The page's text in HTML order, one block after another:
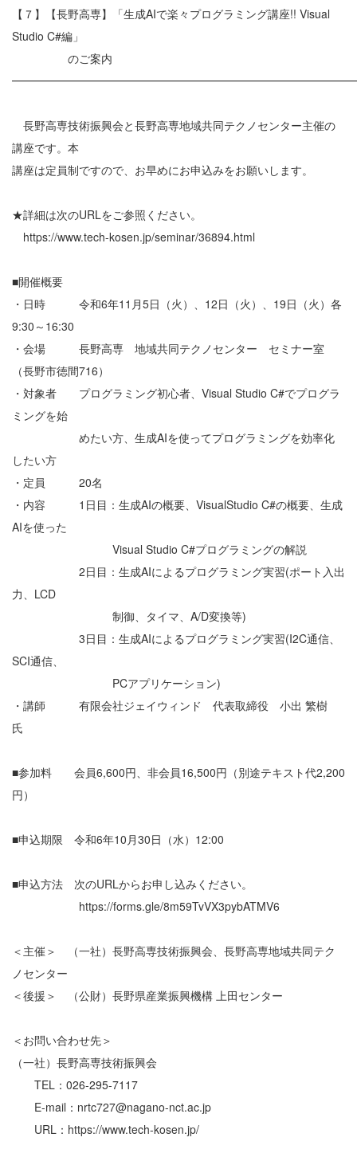
【７】【長野高専】「生成AIで楽々プログラミング講座!! Visual
Studio C#編」
のご案内
長野高専技術振興会と長野高専地域共同テクノセンター主催の
講座です。本
講座は定員制ですので、お早めにお申込みをお願いします。
★詳細は次のURLをご参照ください。
https://www.tech-kosen.jp/seminar/36894.html
■開催概要
・日時 令和6年11月5日（火）、12日（火）、19日（火）各
9:30～16:30
・会場 長野高専 地域共同テクノセンター セミナー室
（長野市徳間716）
・対象者 プログラミング初心者、Visual Studio C#でプログラ
ミングを始
めたい方、生成AIを使ってプログラミングを効率化
したい方
・定員 20名
・内容 1日目：生成AIの概要、VisualStudio C#の概要、生成
AIを使った
Visual Studio C#プログラミングの解説
2日目：生成AIによるプログラミング実習(ポート入出
力、LCD
制御、タイマ、A/D変換等)
3日目：生成AIによるプログラミング実習(I2C通信、
SCI通信、
PCアプリケーション)
・講師 有限会社ジェイウィンド 代表取締役 小出 繁樹
氏
■参加料 会員6,600円、非会員16,500円（別途テキスト代2,200
円）
■申込期限 令和6年10月30日（水）12:00
■申込方法 次のURLからお申し込みください。
https://forms.gle/8m59TvVX3pybATMV6
＜主催＞ （一社）長野高専技術振興会、長野高専地域共同テク
ノセンター
＜後援＞ （公財）長野県産業振興機構 上田センター
＜お問い合わせ先＞
（一社）長野高専技術振興会
TEL：026-295-7117
E-mail：nrtc727@nagano-nct.ac.jp
URL：https://www.tech-kosen.jp/